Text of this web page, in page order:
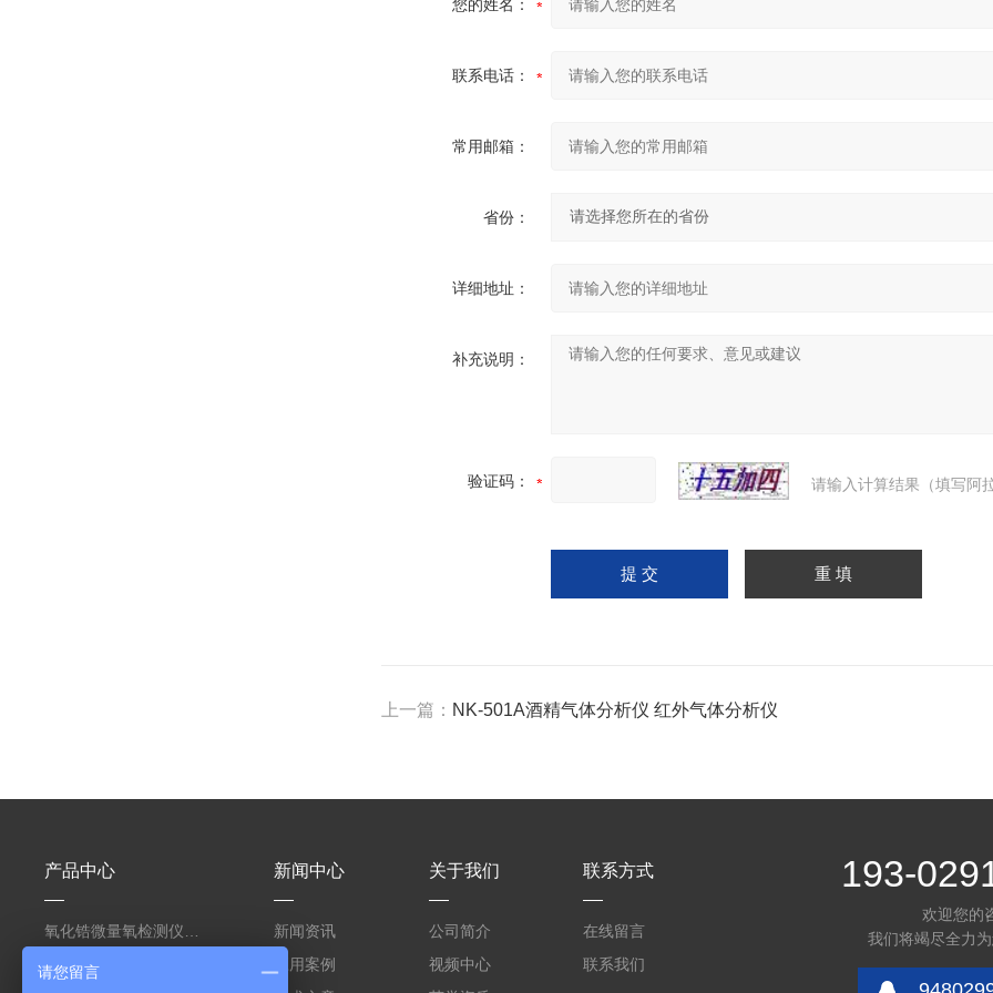
您的姓名：
联系电话：
常用邮箱：
省份：
详细地址：
补充说明：
验证码： 请输入计算结果（填写阿
上一篇： NK-501A酒精气体分析仪 红外气体分析仪
产品中心 新闻中心
新闻资讯
应用案例
关于我们
公司简介
视频中心
联系方式
在线留言
联系我们
193-
欢迎您的
我们将竭尽全力
请您留言